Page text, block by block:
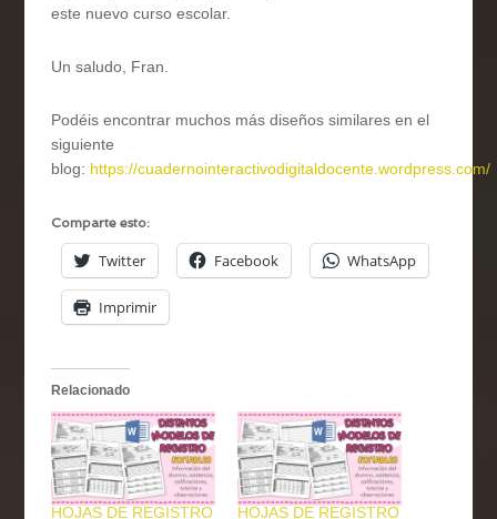
este nuevo curso escolar.
Un saludo, Fran.
Podéis encontrar muchos más diseños similares en el
siguiente
blog: https://cuadernointeractivodigitaldocente.wordpress.com/
Comparte esto:
Twitter Facebook WhatsApp
Imprimir
Relacionado
HOJAS DE REGISTRO HOJAS DE REGISTRO